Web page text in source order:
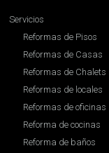
Servicios
Reformas de Pisos
Reformas de Casas
Reformas de Chalets
Reformas de locales
Reformas de oficinas
Reforma de cocinas
Reforma de baños